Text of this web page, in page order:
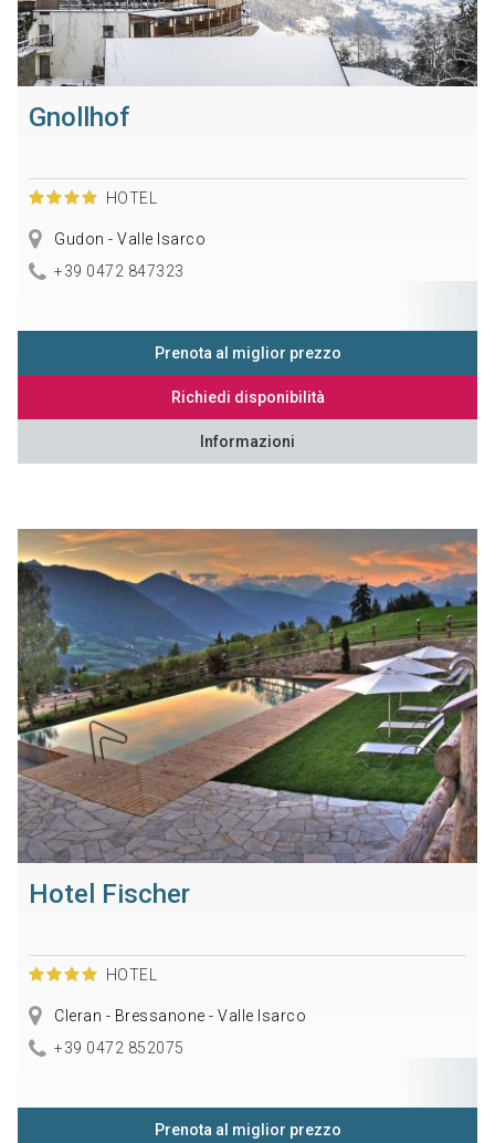
Gnollhof
HOTEL
Gudon - Valle Isarco
+39 0472 847323
Prenota al miglior prezzo
Richiedi disponibilità
Informazioni
Hotel Fischer
HOTEL
Cleran - Bressanone - Valle Isarco
+39 0472 852075
Prenota al miglior prezzo